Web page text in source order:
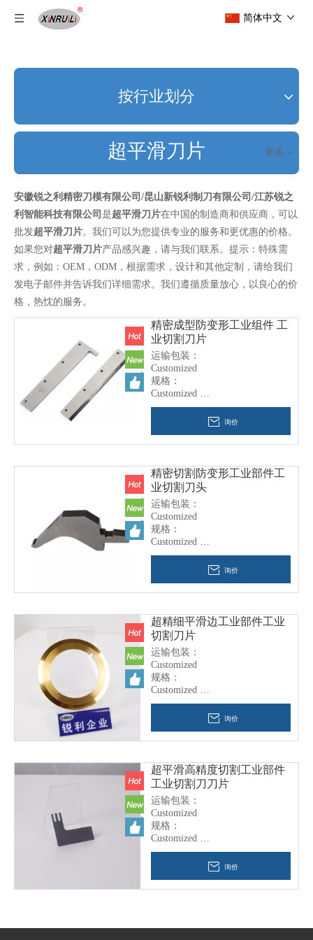
简体中文
按行业划分
超平滑刀片 更多 »
安徽锐之利精密刀模有限公司/昆山新锐利制刀有限公司/江苏锐之
利智能科技有限公司 是超平滑刀片在中国的制造商和供应商，可以
批发超平滑刀片。我们可以为您提供专业的服务和更优惠的价格。
如果您对超平滑刀片产品感兴趣，请与我们联系。提示：特殊需
求，例如：OEM，ODM，根据需求，设计和其他定制，请给我们
发电子邮件并告诉我们详细需求。我们遵循质量放心，以良心的价
格，热忱的服务。
精密成型防变形工业组件 工
业切割刀片
运输包装：
Customized
规格：
Customized
商标：
China
6 Months
询价
精密切割防变形工业部件工
业切割刀头
运输包装：
Customized
规格：
Customized
商标：
China
6 Months
询价
超精细平滑边工业部件工业
切割刀片
运输包装：
Customized
规格：
Customized
商标：
China
6 Months
询价
超平滑高精度切割工业部件
工业切割刀刀片
运输包装：
Customized
规格：
Customized
商标：
China
询价